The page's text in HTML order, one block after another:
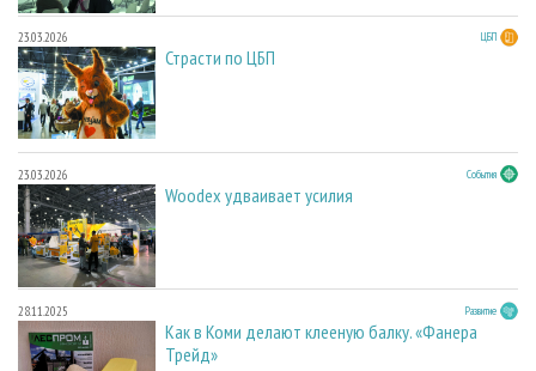
23.03.2026 ЦБП
Страсти по ЦБП
23.03.2026 События
Woodex удваивает усилия
28.11.2025 Развитие
Как в Коми делают клееную балку. «Фанера
Трейд»